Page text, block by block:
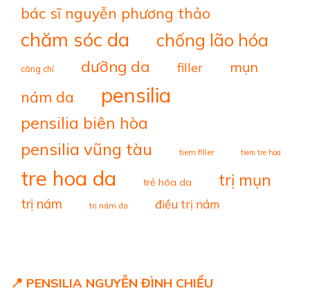
bác sĩ nguyễn phương thảo
chăm sóc da chống lão hóa
căng chỉ dưỡng da filler mụn
nám da pensilia
pensilia biên hòa
pensilia vũng tàu tiem filler tiem tre hoa
tre hoa da trẻ hóa da trị mụn
trị nám trị nám da điều trị nám
📍 PENSILIA NGUYỄN ĐÌNH CHIỂU